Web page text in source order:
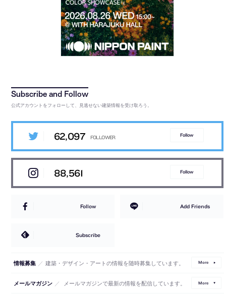
公式アカウントをフォローして、見逃せない建築情報を受け取ろう。
62,097 Follow
88,561 Follow
Follow Add Friends
Subscribe
情報募集 ／ 建築・デザイン・アートの情報を随時募集しています。 More
メールマガジン ／ メールマガジンで最新の情報を配信しています。 More